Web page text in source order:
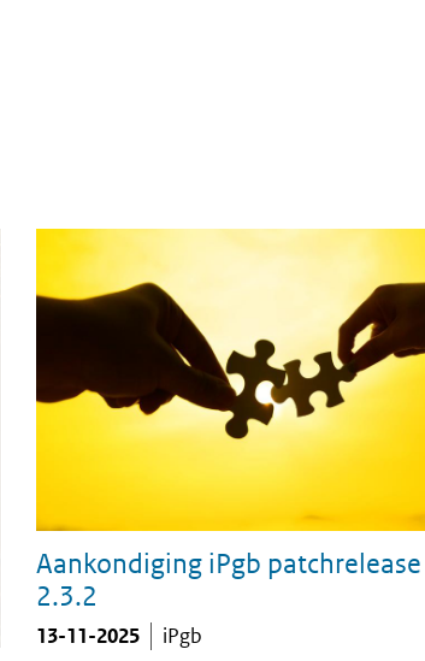
Aankondiging iPgb patchrelease
2.3.2
13-11-2025 iPgb